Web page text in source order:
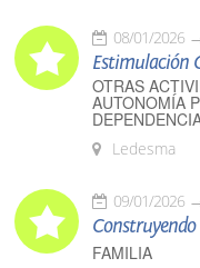
08/01/2026
Estimulación
OTRAS
AUTONOMÍA
Ledesma
09/01/2026
FAMILIA